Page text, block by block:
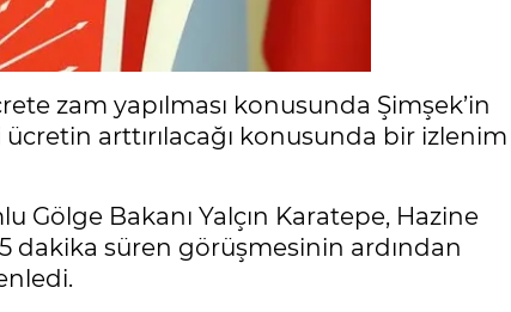
zam yapılması konusunda Şimşek’in
arttırılacağı konusunda bir izlenim
Gölge Bakanı Yalçın Karatepe, Hazine
dakika süren görüşmesinin ardından